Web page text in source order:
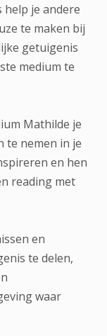
je andere
te maken bij
getuigenis
medium te
Mathilde je
te nemen in je
en hen
reading met
en
te delen,
waar